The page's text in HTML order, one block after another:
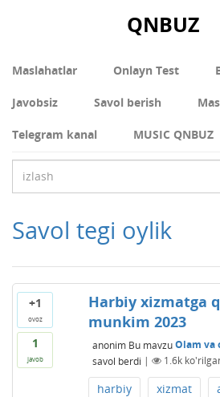
QNBUZ
Maslahatlar Onlayn Test
Javobsiz Savol berish
Telegram kanal MUSIC QNBUZ
Savol tegi oylik
+1
ovoz
1
javob
Harbiy xizmatga
munkim 2023
anonim Bu mavzuOlam va
savol berdi | 1.6k
harbiy xizmat